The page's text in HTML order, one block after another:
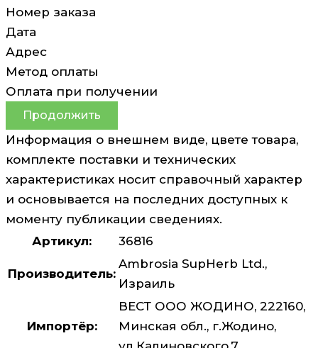
Номер заказа
Дата
Адрес
Метод оплаты
Оплата при получении
Продолжить
Информация о внешнем виде, цвете товара,
комплекте поставки и технических
характеристиках носит справочный характер
и основывается на последних доступных к
моменту публикации сведениях.
Артикул:
36816
Производитель:
Ambrosia SupHerb Ltd.,
Израиль
Импортёр:
ВЕСТ ООО ЖОДИНО, 222160,
Минская обл., г.Жодино,